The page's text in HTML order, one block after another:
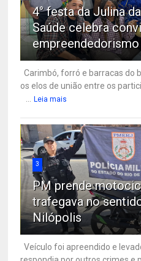
4° festa da Julina
Saúde celebra
empreendedorismo
Carimbó, forró e barracas do
os elos de união entre os
... Leia mais
3
PM prende
trafegava no
Nilópolis
Veículo foi apreendido e